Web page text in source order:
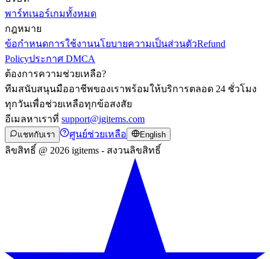
พาร์ทเนอร์เกมทั้งหมด
กฎหมาย
ข้อกำหนดการใช้งานนโยบายความเป็นส่วนตัวRefund
Policyประกาศ DMCA
ต้องการความช่วยเหลือ?
ทีมสนับสนุนมืออาชีพของเราพร้อมให้บริการตลอด 24 ชั่วโมง
ทุกวันเพื่อช่วยเหลือทุกข้อสงสัย
อีเมลหาเราที่ support@igitems.com
แชทกับเรา ศูนย์ช่วยเหลือ English
ลิขสิทธิ์ @ 2026 igitems - สงวนลิขสิทธิ์